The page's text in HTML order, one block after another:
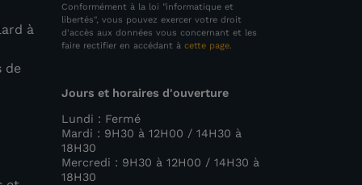
à
de
Conformément à la loi "informatique et
libertés", vous pouvez exercer votre droit
d'accès aux données vous concernant et les
faire rectifier en accédant à cette page.
Jours et horaires d'ouverture
Lundi : Fermé
Mardi : 9H30 à 12H00 / 14H30 à
18H30
Mercredi : 9H30 à 12H00 / 14H30 à
18H30